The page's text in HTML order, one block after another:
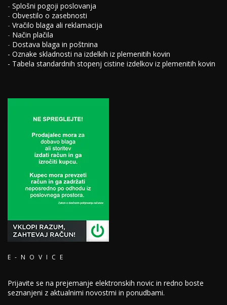
- Splošni pogoji poslovanja
- Obvestilo o zasebnosti
- Vračilo blaga ali reklamacija
- Način plačila
- Dostava blaga in poštnina
- Oznake skladnosti na izdelkih iz plemenitih kovin
- Tabela standardnih stopenj cistine izdelkov iz plemenitih kovin
E-NOVICE
Prijavite se na prejemanje elektronskih novic in redno boste
seznanjeni z aktualnimi novostmi in ponudbami.